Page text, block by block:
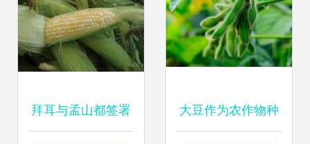
拜耳与孟山都签署 大豆作为农作物种